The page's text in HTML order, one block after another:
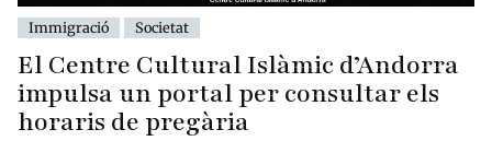
Immigració Societat
El Centre Cultural Islàmic d’Andorra
impulsa un portal per consultar els
horaris de pregària